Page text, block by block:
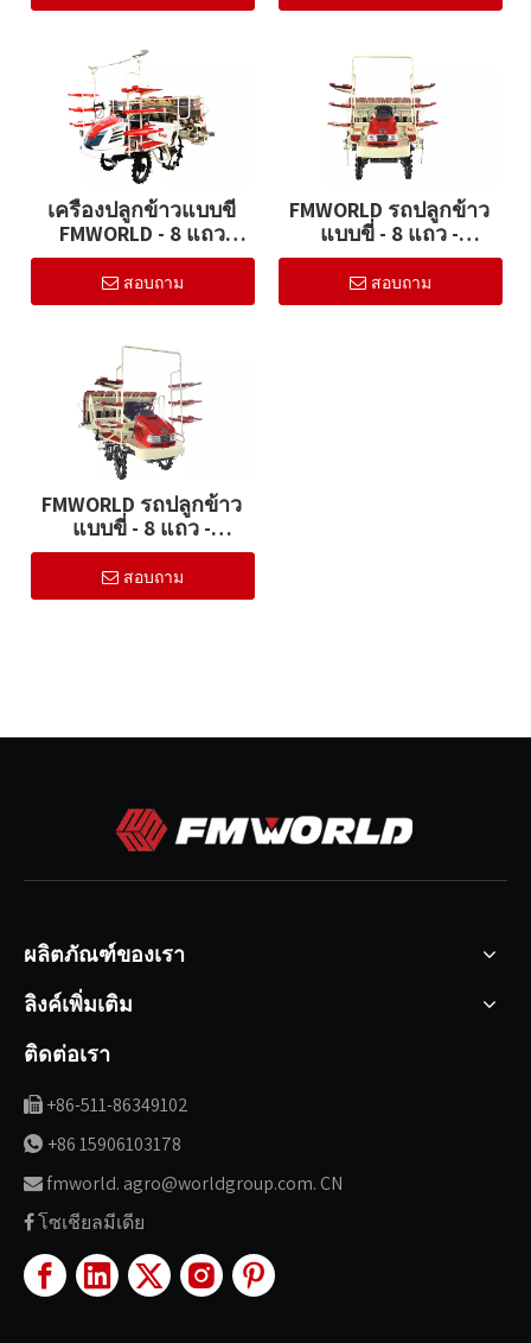
เครื่องปลูกข้าวแบบขี่
FMWORLD - 8 แถว
(2ZGF-8F)
สอบถาม
FMWORLD รถปลูกข้าว
แบบขี่ - 8 แถว -
ดีเซล(2ZGF-8C)
สอบถาม
FMWORLD รถปลูกข้าว
แบบขี่ - 8 แถว -
แก๊ส(2ZGF-8B)
สอบถาม
ผลิตภัณฑ์ของเรา
ลิงค์เพิ่มเติม
ติดต่อเรา
 +86-511-86349102
 +86 15906103178
fmworld. agro@worldgroup.com. CN
โซเชียลมีเดีย